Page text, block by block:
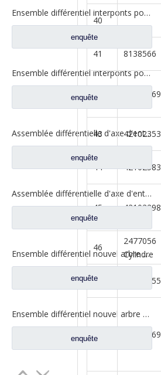
Ensemble différentiel interponts pour Prats de rechange de camion Faw Jiefang 2507057-A4C
enquête
Ensemble différentiel interponts pour Prats de rechange de camion Faw Jiefang 2507057-A4C
enquête
Assemblée différentielle d'axe d'entrée pour des pièces de rechange automatiques de camion de Shacman Delong 81.35100.6599
enquête
Assemblée différentielle d'axe d'entrée pour des pièces de rechange automatiques de camion de Shacman Delong 81.35100.6599
enquête
Ensemble différentiel nouvel arbre d'entrée pour pièces de rechange de camion à essieu Saic Hongyan H8B 42119549 5801606629
enquête
Ensemble différentiel nouvel arbre d'entrée pour pièces de rechange de camion à essieu Saic Hongyan H8B 42119549 5801606629
enquête
40
41 8138566
42 42117669
43 42102353
44 42102583
45 42102298
46
2477056
Cylindre
47 41016555
48 42117669